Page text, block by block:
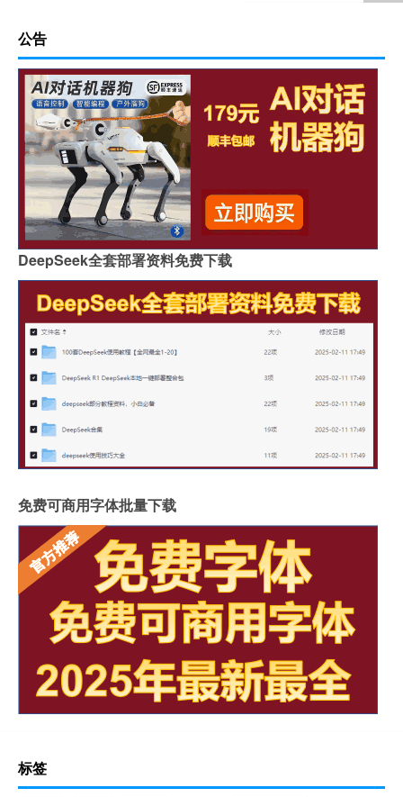
公告
DeepSeek全套部署资料免费下载
免费可商用字体批量下载
标签